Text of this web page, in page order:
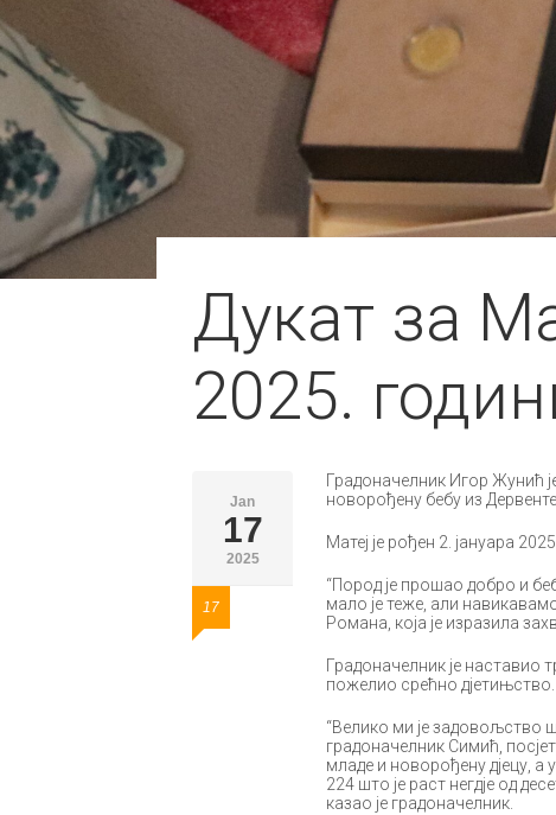
Дукат за
2025.
Jan
17
2025
17
Градоначелник Игор Жунић
новорођену бебу из
Матеј је рођен 2. јануара
“Пород је прошао добро и
мало је теже, али
Романа, која је изразила
Градоначелник је наставио
пожелио срећно дјетињство.
“Велико ми је задовољство
градоначелник Симић,
младе и новорођену дјецу,
224 што је раст негдје од
казао је градоначелник.